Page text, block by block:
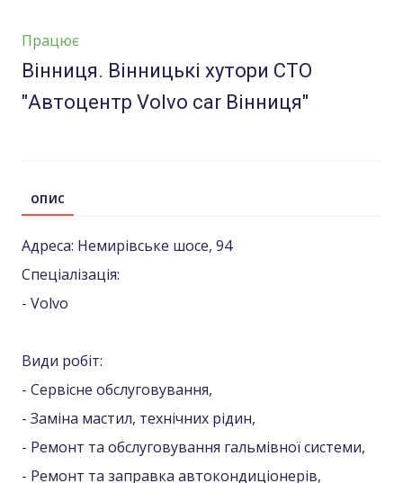
Працює
Вінниця. Вінницькі хутори СТО
"Автоцентр Volvo car Вінниця"
ОПИС
Адреса: Немирівське шосе, 94
Спеціалізація:
- Volvo
Види робіт:
- Сервісне обслуговування,
- Заміна мастил, технічних рідин,
- Ремонт та обслуговування гальмівної системи,
- Ремонт та заправка автокондиціонерів,